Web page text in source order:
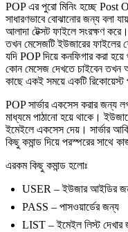
POP এর পুরো মিনিং হচ্ছে Post
সাধারণভাবে বোঝানোর জন্য বলা
আলাদা টেক্সট ফাইলে সংরক্ষণ
তখন মেসেজটি ইউজারের ফাইলের
যদি POP দিয়ে কনফিগার করা
কোন মেসেজ দেখতে চাইবেন তখন
কাছে একই সময়ে একটি রিকোয়েস্ট
POP সার্ভার একসেস করার জন্য
মাধ্যমে পাঠানো হয়ে থাকে।
ইমেইলে একসেস দেয়। সার্ভার
কিছু কমান্ড দিয়ে পরস্পরের সাথে
এরকম কিছু কমান্ড হলোঃ
USER – ইউজার আইডির
PASS – পাসওয়ার্ডের জন্য
LIST – ইমেইল লিস্ট দেখার